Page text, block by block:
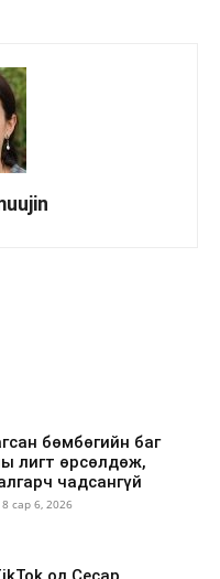
бөмбөгийн баг
лигт өрсөлдөж,
чадсангүй
8 сар 6, 2026